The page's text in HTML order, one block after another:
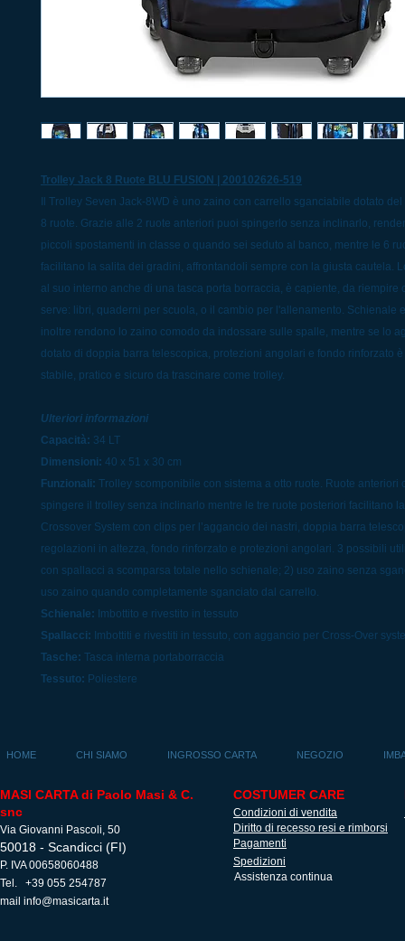
Trolley Jack 8 Ruote BLU FUSION | 200102626-519
Il Trolley Seven Jack-8WD è uno zaino con carrello sganciabile dotato
8 ruote. Grazie alle 2 ruote anteriori puoi spingerlo senza inclinarlo,
piccoli spostamenti in classe o quando sei seduto al banco, mentre le 6
facilitano la salita dei gradini, affrontandoli sempre con la giusta cautela.
al suo interno anche di una tasca porta borraccia, è capiente, da riempire
serve: libri, quaderni per scuola, o il cambio per l'allenamento. Schienale
inoltre rendono lo zaino comodo da indossare sulle spalle, mentre se lo
dotato di doppia barra telescopica, protezioni angolari e fondo rinforzato
stabile, pratico e sicuro da trascinare come trolley.
Ulteriori informazioni
Capacità: 34 LT
Dimensioni: 40 x 51 x 30 cm
Funzionali: Trolley scomponibile con sistema a otto ruote. Ruote anteriori
spingere il trolley senza inclinarlo mentre le tre ruote posteriori facilitano
Crossover System con clips per l’aggancio dei nastri, doppia barra
regolazioni in altezza, fondo rinforzato e protezioni angolari. 3 possibili
con spallacci a scomparsa totale nello schienale; 2) uso zaino senza
uso zaino quando completamente sganciato dal carrello.
Schienale: Imbottito e rivestito in tessuto
Spallacci: Imbottiti e rivestiti in tessuto, con aggancio per Cross-Over
Tasche: Tasca interna portaborraccia
Tessuto: Poliestere
HOME CHI SIAMO INGROSSO CARTA NEGOZIO
MASI CARTA di Paolo Masi & C.
snc
Via Giovanni Pascoli, 50
50018 - Scandicci (FI)
P. IVA 00658060488
Tel. +39 055 254787
mail info@masicarta.it
COSTUMER CARE
Condizioni di vendita
Diritto di recesso resi e rimborsi
Pagamenti
Spedizioni
Assistenza continua